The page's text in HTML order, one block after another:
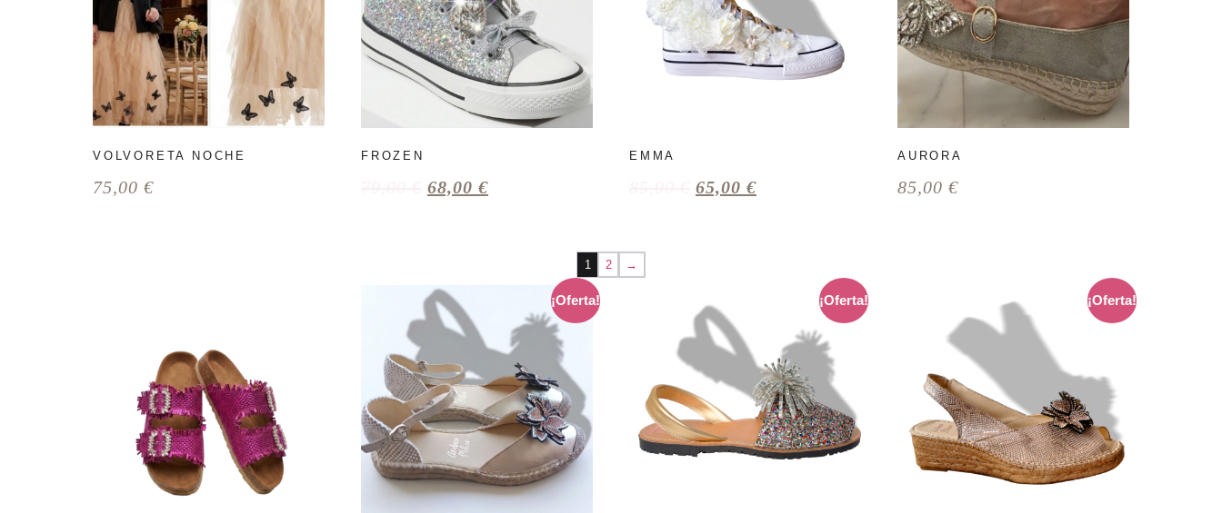
VOLVORETA NOCHE
75,00 €
FROZEN
68,00 €
EMMA
65,00 €
AURORA
85,00 €
1 2 →
¡Oferta! ¡Oferta! ¡Oferta!